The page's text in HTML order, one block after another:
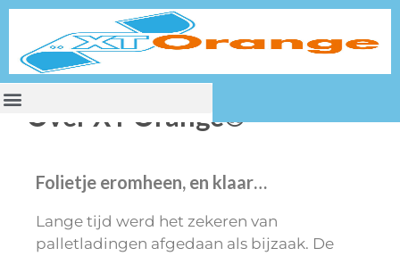
Over XT Orange®
Folietje eromheen, en klaar…
Lange tijd werd het zekeren van
palletladingen afgedaan als bijzaak. De